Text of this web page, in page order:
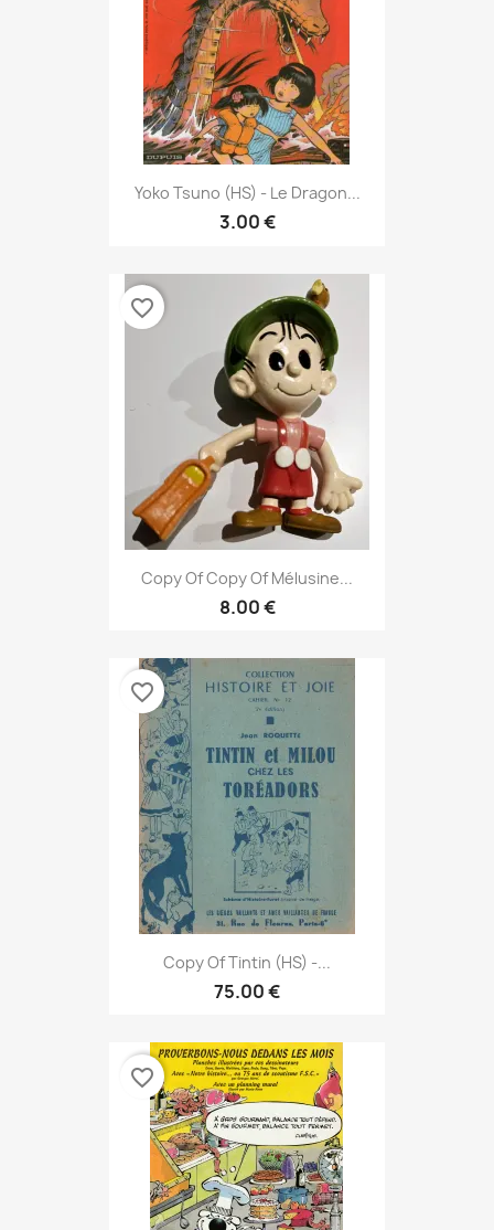
Yoko Tsuno (HS) - Le Dragon...
3.00 €
Copy Of Copy Of Mélusine...
8.00 €
favorite_border
Copy Of Tintin (HS) -...
75.00 €
favorite_border
favorite_border